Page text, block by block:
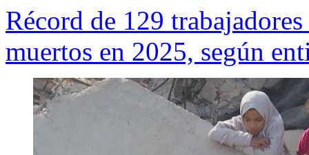
Récord de 129
muertos en 2025, según